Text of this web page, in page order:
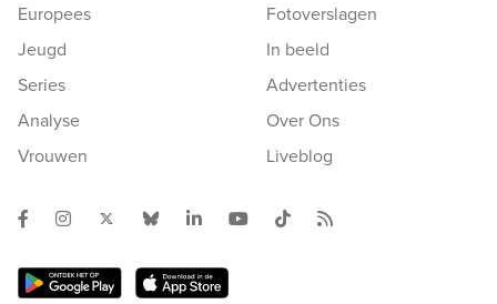
Europees
Jeugd
Series
Analyse
Vrouwen
Fotoverslagen
In beeld
Advertenties
Over Ons
Liveblog